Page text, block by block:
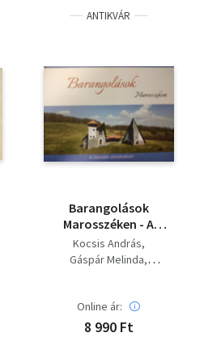
ANTIKVÁR
Barangolások
Marosszéken - A
Sóvidék vonzásában
Kocsis András
Gáspár Melinda
Kiss Zoltán Ernő
Dr. Ábrám Zoltán
Online ár:
8 990 Ft